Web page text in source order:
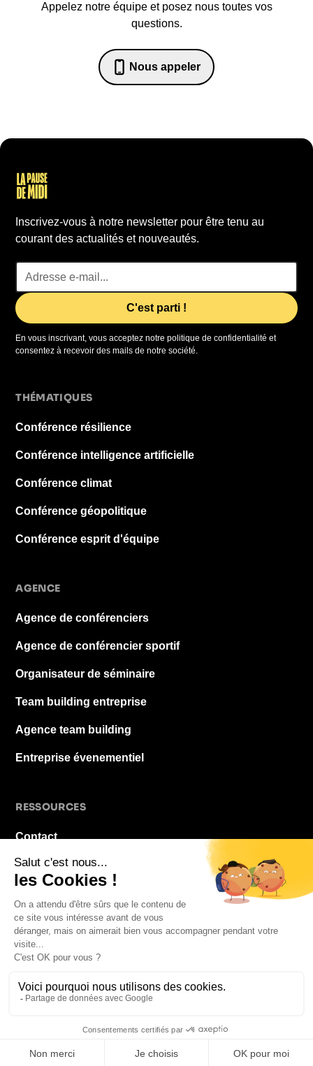
Appelez notre équipe et posez nous toutes vos
questions.
Nous appeler
07 82 68 65 18
Inscrivez-vous à notre newsletter pour être tenu au
courant des actualités et nouveautés.
En vous inscrivant, vous acceptez notre politique de confidentialité et
consentez à recevoir des mails de notre société.
THÉMATIQUES
Conférence résilience
Conférence intelligence artificielle
Conférence climat
Conférence géopolitique
Conférence esprit d'équipe
AGENCE
Agence de conférenciers
Agence de conférencier sportif
Organisateur de séminaire
Team building entreprise
Agence team building
Entreprise évenementiel
RESSOURCES
Contact
À propos
FAQ
© 2026 La Pause De Midi. Tous droits réservés.
Mentions légales